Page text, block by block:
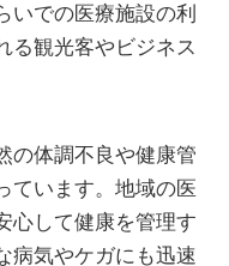
いでの医療施設の利
る観光客やビジネス
の体調不良や健康管
ています。地域の医
心して健康を管理す
病気やケガにも迅速